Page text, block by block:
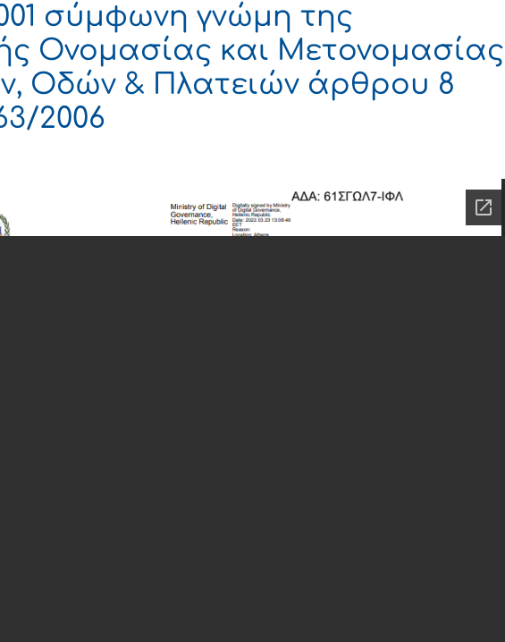
σύμφωνη γνώμη της
Ονομασίας και Μετονομασίας
Οδών & Πλατειών άρθρου 8
2006